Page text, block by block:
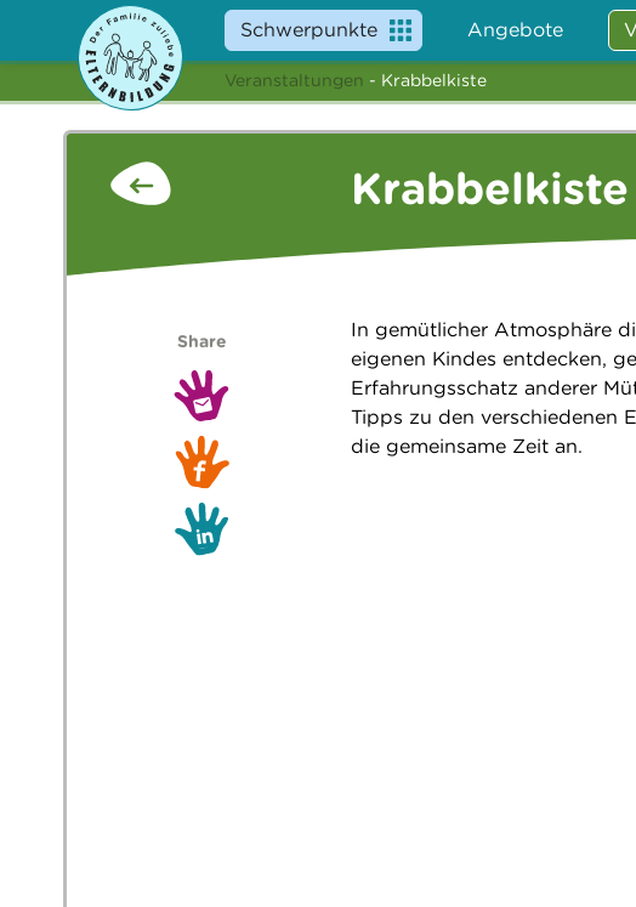
Schwerpunkte Angebote
Veranstaltungen - Krabbelkiste
Krabbelkiste
In gemütlicher Atmosphäre
eigenen Kindes entdecken,
Erfahrungsschatz anderer
Tipps zu den verschiedenen
die gemeinsame Zeit an.
Share